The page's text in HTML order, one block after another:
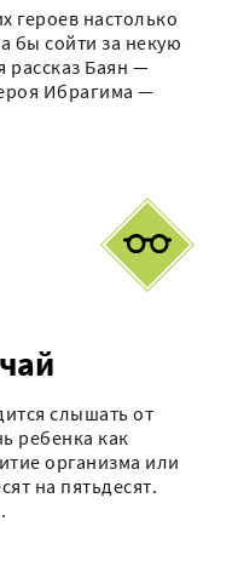
героев настолько
бы сойти за некую
рассказ Баян —
Ибрагима —
слышать от
ребенка как
организма или
на пятьдесят.